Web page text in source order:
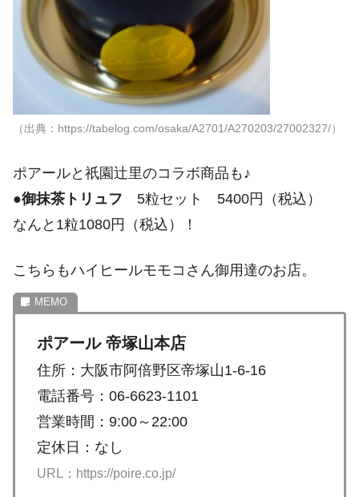
（出典：https://tabelog.com/osaka/A2701/A270203/27002327/）
ポアールと祇園辻里のコラボ商品も♪
●御抹茶トリュフ 5粒セット 5400円（税込）
なんと1粒1080円（税込）！
こちらもハイヒールモモコさん御用達のお店。
ポアール 帝塚山本店
住所：大阪市阿倍野区帝塚山1-6-16
電話番号：06-6623-1101
営業時間：9:00～22:00
定休日：なし
URL：https://poire.co.jp/